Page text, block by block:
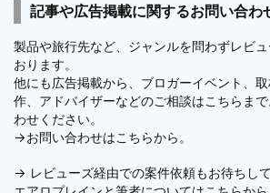
記事や広告掲載に関するお問い合わ
製品や旅行先など、ジャンルを問わずレビ
おります。
他にも広告掲載から、ブロガーイベント、
作、アドバイザーなどのご相談はこちらま
わせください。
→お問い合わせはこちらから。
→ レビューズ経由での案件依頼もお待ちして